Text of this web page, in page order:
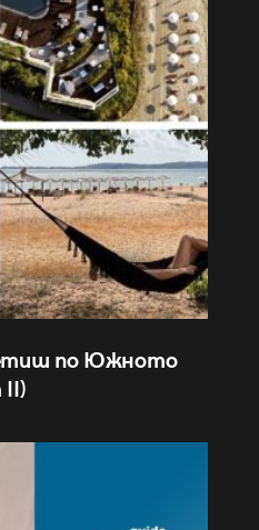
по Южното
II)